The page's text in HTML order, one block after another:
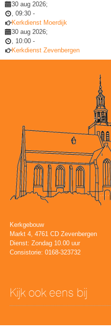
30 aug 2026;
, 09:30 -
Kerkdienst Moerdijk
30 aug 2026;
, 10:00 -
Kerkdienst Zevenbergen
Kerkgebouw
Markt 4, 4761 CD Zevenbergen
Dienst: Zondag 10.00 uur
Consistorie: 0168-323732
Kijk ook eens bij